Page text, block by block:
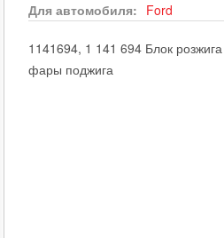
Для автомобиля: Ford
1141694, 1 141 694 Блок
фары поджига